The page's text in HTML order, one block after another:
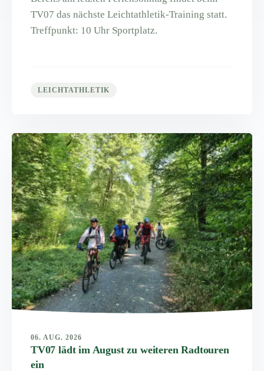
TV07 das nächste Leichtathletik-Training statt.
Treffpunkt: 10 Uhr Sportplatz.
LEICHTATHLETIK
06. AUG. 2026
TV07 lädt im August zu weiteren Radtouren
ein